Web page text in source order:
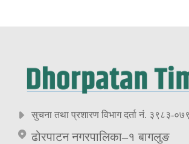
सुचना तथा प्रशारण विभाग दर्ता नं. ३९८३-
ढोरपाटन नगरपालिका–१ बागलुङ